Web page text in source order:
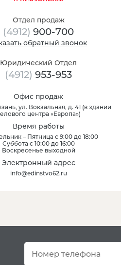
Отдел продаж
(4912) 900-700
обратный звонок
Юридический Отдел
(4912) 953-953
Офис продаж
, ул. Вокзальная, д. 41 (в здании
центра «Европа»)
Время работы
– Пятница с 9:00 до 18:00
Суббота с 10:00 до 16:00
Воскресенье выходной
Электронный адрес
info@edinstvo62.ru